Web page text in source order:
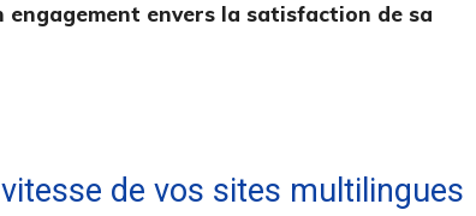
engagement envers la satisfaction de sa
de vos sites multilingues